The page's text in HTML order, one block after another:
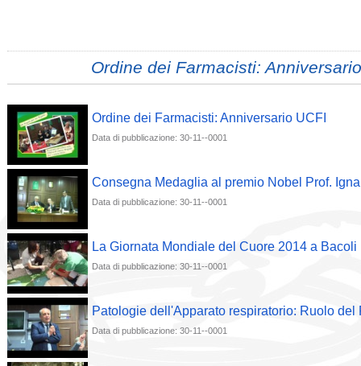
Ordine dei Farmacisti:
Ordine dei Farmacisti: Anniversario UCFI
Data di pubblicazione: 30-11--0001
Consegna Medaglia al premio Nobel Prof.
Data di pubblicazione: 30-11--0001
La Giornata Mondiale del Cuore 2014 a Bacoli
Data di pubblicazione: 30-11--0001
Patologie dell'Apparato respiratorio: Ruolo del
Data di pubblicazione: 30-11--0001